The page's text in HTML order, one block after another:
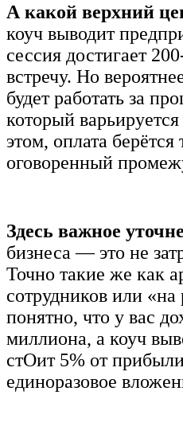
А какой верхний
коуч выводит
сессия достигает
встречу. Но
будет работать за
который
этом, оплата берётся
оговоренный
Здесь важное
бизнеса — это не
Точно такие же как
сотрудников или «на
понятно, что у вас
миллиона, а коуч
стОит5% от
единоразовое